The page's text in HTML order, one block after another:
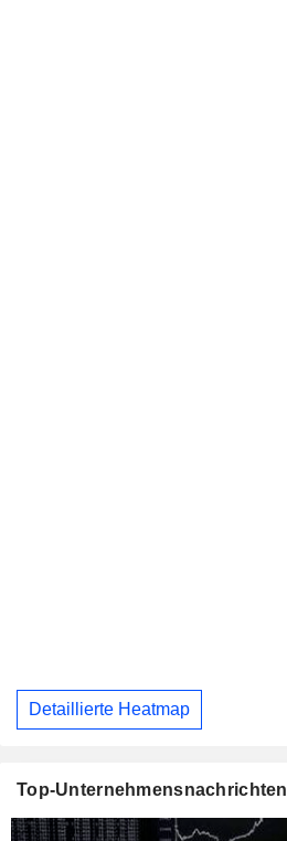
Detaillierte Heatmap
Top-Unternehmensnachrichten